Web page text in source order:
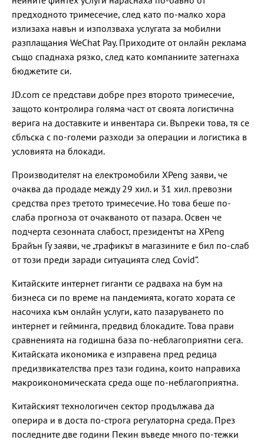
предходното тримесечие, след като по-малко хора
излизаха навън и използваха услугата за мобилни
разплащания WeChat Pay. Приходите от онлайн реклама
също спаднаха рязко, след като компаниите затегнаха
бюджетите си.
JD.com се представи добре през второто тримесечие,
защото контролира голяма част от своята логистична
верига на доставките и инвентара си. Въпреки това, тя се
сблъска с по-големи разходи за операции и логистика в
условията на блокади.
Производителят на електромобили XPeng заяви, че
очаква да продаде между 29 хил. и 31 хил. превозни
средства през третото тримесечие. Но това беше по-
слаба прогноза от очакваното от пазара. Освен че
подчерта сезонната слабост, президентът на XPeng
Брайън Гу заяви, че „трафикът в магазините е бил по-слаб
от този преди заради ситуацията след Covid”.
Китайските интернет гиганти се радваха на бум на
бизнеса си по време на пандемията, когато хората се
насочиха към онлайн услуги, като пазаруването по
интернет и гейминга, предвид блокадите. Това прави
сравненията на годишна база по-неблагоприятни сега.
Китайската икономика е изправена пред редица
предизвикателства през тази година, които направиха
макроикономическата среда още по-неблагоприятна.
Китайският технологичен сектор продължава да
оперира и в доста по-строга регулаторна среда. През
последните две години Пекин въведе много по-тежки